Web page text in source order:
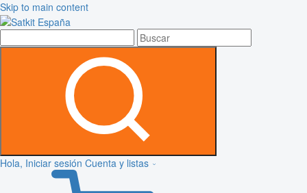
Skip to main content
Hola, Iniciar sesión Cuenta y listas